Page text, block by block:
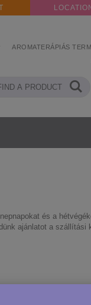
AROMATERÁPIÁS
és a
ajánlatot a szállítási